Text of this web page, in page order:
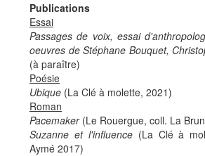
Publications
Essai
Passages de voix, essai
oeuvres de Stéphane Bouquet,
(à paraître)
Poésie
Ubique (La Clé à molette, 2021)
Roman
Pacemaker(Le Rouergue, coll. La
Suzanne et l'influence(La Clé à
Aymé 2017)